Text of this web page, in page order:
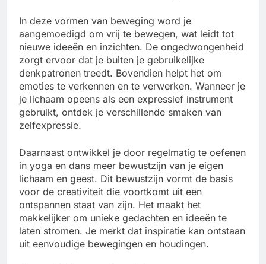
In deze vormen van beweging word je
aangemoedigd om vrij te bewegen, wat leidt tot
nieuwe ideeën en inzichten. De ongedwongenheid
zorgt ervoor dat je buiten je gebruikelijke
denkpatronen treedt. Bovendien helpt het om
emoties te verkennen en te verwerken. Wanneer je
je lichaam opeens als een expressief instrument
gebruikt, ontdek je verschillende smaken van
zelfexpressie.
Daarnaast ontwikkel je door regelmatig te oefenen
in yoga en dans meer bewustzijn van je eigen
lichaam en geest. Dit bewustzijn vormt de basis
voor de creativiteit die voortkomt uit een
ontspannen staat van zijn. Het maakt het
makkelijker om unieke gedachten en ideeën te
laten stromen. Je merkt dat inspiratie kan ontstaan
uit eenvoudige bewegingen en houdingen.